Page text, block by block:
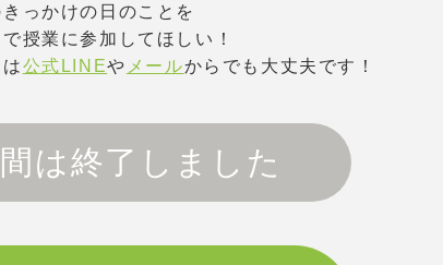
っかけの日のことを
授業に参加してほしい！
公式LINEや メールからでも大丈夫です！
は終了しました